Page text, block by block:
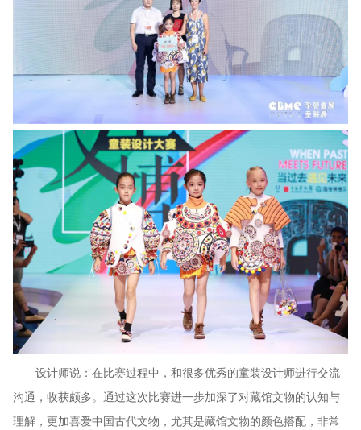
设计师说：在比赛过程中，和很多优秀的童装设计师进行交流
沟通，收获颇多。通过这次比赛进一步加深了对藏馆文物的认知与
理解，更加喜爱中国古代文物，尤其是藏馆文物的颜色搭配，非常